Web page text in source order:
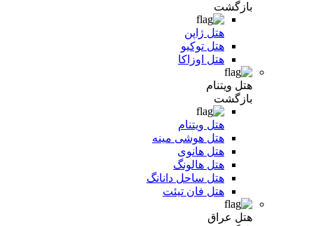
بازگشت
هتل ژاپن
هتل توکیو
هتل اوزاکا
هتل ویتنام
بازگشت
هتل ویتنام
هتل هوشی مینه
هتل هانوی
هتل هالونگ
هتل ساحل دانانگ
هتل فان تیئت
هتل عراق